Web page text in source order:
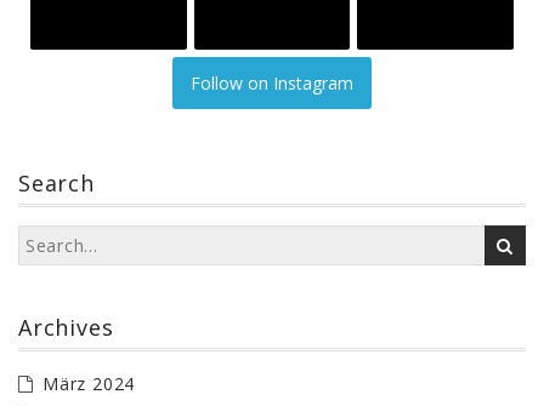
Follow on Instagram
Search
Archives
März 2024